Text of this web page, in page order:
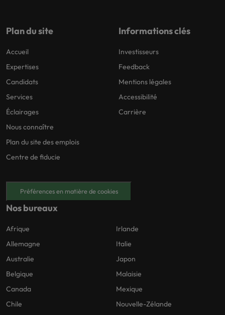
Plan du site
Accueil
Expertises
Candidats
Services
Éclairages
Nous connaître
Plan du site des emplois
Centre de fiducie
Informations clés
Investisseurs
Feedback
Mentions légales
Accessibilité
Carrière
Préférences en matière de cookies
Nos bureaux
Afrique
Allemagne
Australie
Belgique
Canada
Chile
Irlande
Italie
Japon
Malaisie
Mexique
Nouvelle-Zélande